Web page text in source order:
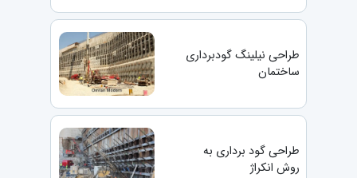
طراحی نیلینگ گودبرداری
ساختمان
طراحی گود برداری به
روش انکراژ